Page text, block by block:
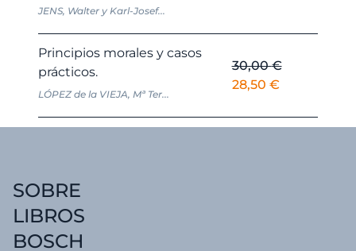
JENS, Walter y Karl-Josef...
8,00 €.
Principios morales y casos
prácticos.
LÓPEZ de la VIEJA, Mª Ter...
30,00€
El
original
28,50 €El
actual
SOBRE
LIBROS
BOSCH